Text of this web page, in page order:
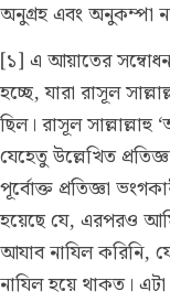
অনুগ্রহ এবং অনুকম্পা
[১] এ আয়াতের সম্বোধন
হচ্ছে, যারা রাসূল
ছিল। রাসূল
যেহেতু উল্লেখিত
পূর্বোক্ত প্রতিজ্ঞা
হয়েছে যে, এরপরও
আযাব নাযিল করিনি,
নাযিল হয়ে থাকত।